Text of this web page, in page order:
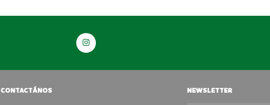
CONTACTÁNOS NEWSLETTER